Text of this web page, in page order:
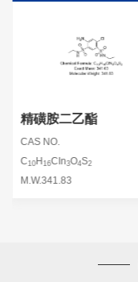
精磺胺二乙酯
CAS NO.
C10H 16CIn3O4S2
M.W.341.83